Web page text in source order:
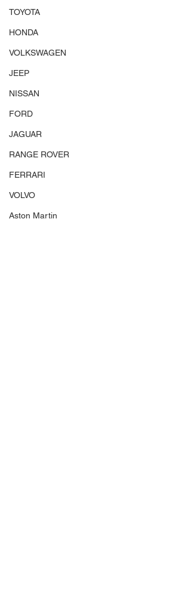
TOYOTA
HONDA
VOLKSWAGEN
JEEP
NISSAN
FORD
JAGUAR
RANGE ROVER
FERRARI
VOLVO
Aston Martin